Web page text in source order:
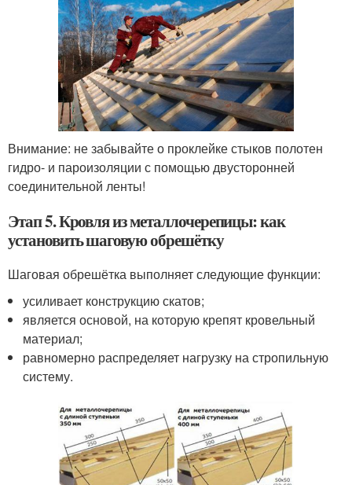
Внимание: не забывайте о проклейке стыков полотен
гидро- и пароизоляции с помощью двусторонней
соединительной ленты!
Этап 5. Кровля из металлочерепицы: как
установить шаговую обрешётку
Шаговая обрешётка выполняет следующие функции:
усиливает конструкцию скатов;
является основой, на которую крепят кровельный
материал;
равномерно распределяет нагрузку на стропильную
систему.